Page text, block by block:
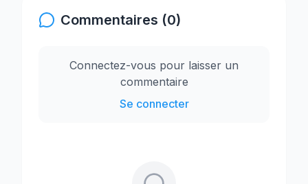
Commentaires (0)
Connectez-vous pour laisser un
commentaire
Se connecter